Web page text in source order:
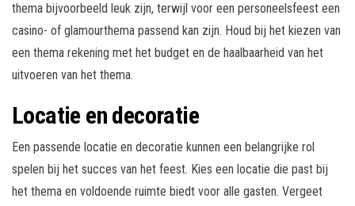
thema bijvoorbeeld leuk zijn, terwijl voor een personeelsfeest een
casino- of glamourthema passend kan zijn. Houd bij het kiezen van
een thema rekening met het budget en de haalbaarheid van het
uitvoeren van het thema.
Locatie en decoratie
Een passende locatie en decoratie kunnen een belangrijke rol
spelen bij het succes van het feest. Kies een locatie die past bij
het thema en voldoende ruimte biedt voor alle gasten. Vergeet